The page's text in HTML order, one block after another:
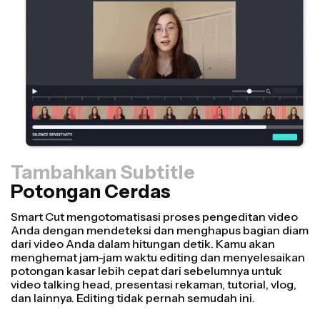
Tambahkan Subtitle
Potongan Cerdas
Pengubah Ukuran
Ubah ulang video lebih cepat dan buat tampilannya
lebih profesional dengan fitur Resize Canvas kami!
Hanya dalam beberapa klik, kamu bisa mengambil satu
video dan menyesuaikan ukurannya agar pas di setiap
platform lain, baik itu untuk TikTok, Youtube, Instagram,
Twitter, Linkedin, atau platform lainnya.